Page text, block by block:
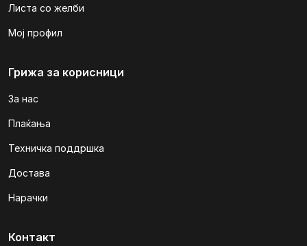
Листа со желби
Мој профил
Грижа за корисници
За нас
Плаќања
Техничка поддршка
Достава
Нарачки
Контакт